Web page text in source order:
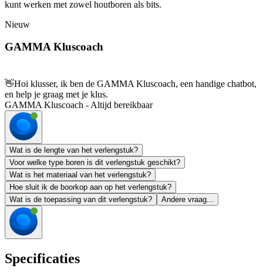
kunt werken met zowel houtboren als bits.
Nieuw
GAMMA Kluscoach
👋Hoi klusser, ik ben de GAMMA Kluscoach, een handige chatbot,
en help je graag met je klus.
GAMMA Kluscoach - Altijd bereikbaar
Wat is de lengte van het verlengstuk?
Voor welke type boren is dit verlengstuk geschikt?
Wat is het materiaal van het verlengstuk?
Hoe sluit ik de boorkop aan op het verlengstuk?
Wat is de toepassing van dit verlengstuk?
Andere vraag...
Specificaties